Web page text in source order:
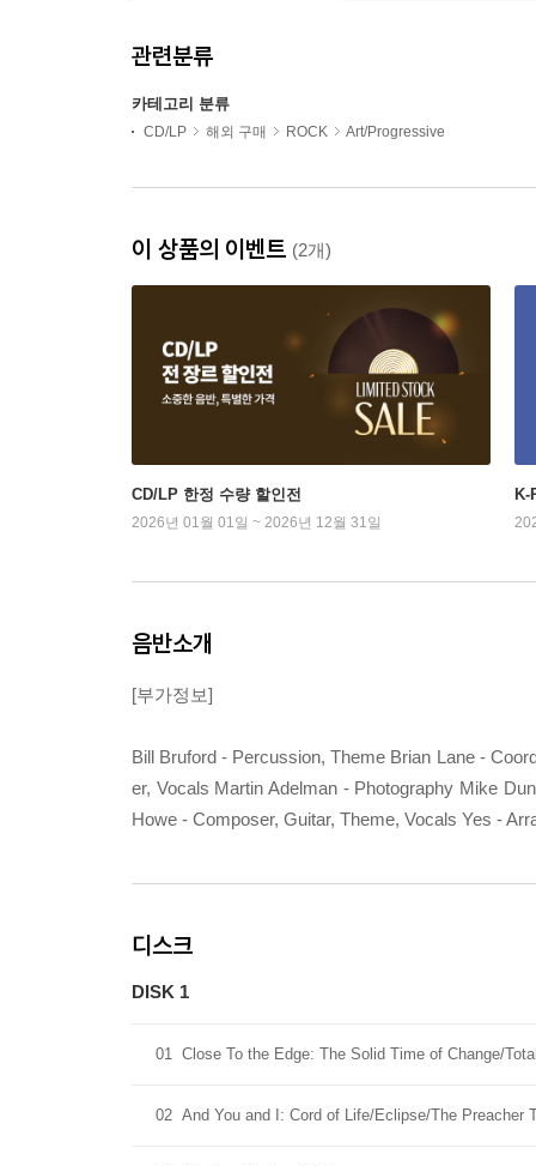
관련분류
카테고리 분류
CD/LP 해외 구매 ROCK Art/Progressive
이 상품의 이벤트 (2개)
CD/LP 한정 수량 할인전
2026년 01월 01일 ~ 2026년 12월 31일
K-
음반소개
[부가정보]
Bill Bruford - Percussion, Theme Brian Lane -
er, Vocals Martin Adelman - Photography Mike
Howe - Composer, Guitar, Theme, Vocals Yes -
디스크
DISK 1
01 Close To the Edge: The Solid Time of Change/
02 And You and I: Cord of Life/Eclipse/The Preacher